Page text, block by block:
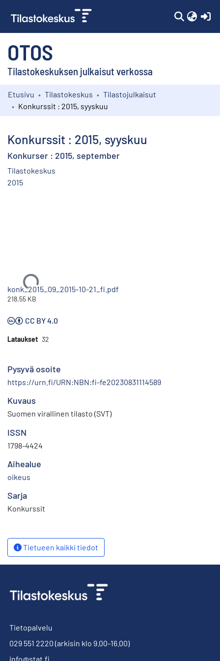
OTOS
Tilastokeskuksen julkaisut verkossa
Kokoelmat
Etusivu Tilastokeskus
Tilastojulkaisut
Konkurssit : 2015, syyskuu
Konkurssit : 2015, syyskuu
Konkurser : 2015, september
Tilastokeskus
2015
Ladataan...
konk_2015_09_2015-10-21_fi.pdf
218.55 KB
CC BY 4.0
Lataukset 32
Pysyvä osoite
https://urn.fi/URN:NBN:fi-fe20230831114589
Kuvaus
Suomen virallinen tilasto (SVT)
ISSN
1798-4424
Aihealue
oikeus
Sarja
Konkurssit
Tietueen kaikki tiedot
Tietopalvelu
029 551 2220 (arkisin klo 9.00-16.00)
info@stat.fi